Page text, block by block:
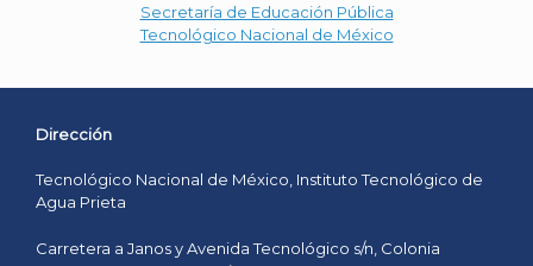
Secretaría de Educación Pública
Tecnológico Nacional de México
Dirección
Tecnológico Nacional de México, Instituto Tecnológico de
Agua Prieta
Carretera a Janos y Avenida Tecnológico s/n, Colonia